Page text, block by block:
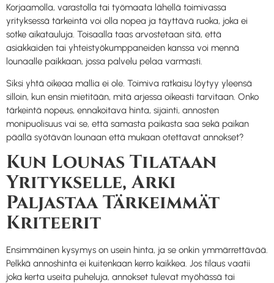
Korjaamolla, varastolla tai työmaata lähellä toimivassa
yrityksessä tärkeintä voi olla nopea ja täyttävä ruoka, joka ei
sotke aikatauluja. Toisaalla taas arvostetaan sitä, että
asiakkaiden tai yhteistyökumppaneiden kanssa voi mennä
lounaalle paikkaan, jossa palvelu pelaa varmasti.
Siksi yhtä oikeaa mallia ei ole. Toimiva ratkaisu löytyy yleensä
silloin, kun ensin mietitään, mitä arjessa oikeasti tarvitaan. Onko
tärkeintä nopeus, ennakoitava hinta, sijainti, annosten
monipuolisuus vai se, että samasta paikasta saa sekä paikan
päällä syötävän lounaan että mukaan otettavat annokset?
Kun Lounas Tilataan
Yritykselle, Arki
Paljastaa Tärkeimmät
Kriteerit
Ensimmäinen kysymys on usein hinta, ja se onkin ymmärrettävää.
Pelkkä annoshinta ei kuitenkaan kerro kaikkea. Jos tilaus vaatii
joka kerta useita puheluja, annokset tulevat myöhässä tai